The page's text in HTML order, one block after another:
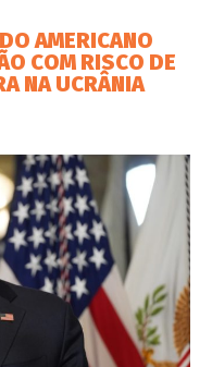
AMERICANO
COM RISCO DE
NA UCRÂNIA